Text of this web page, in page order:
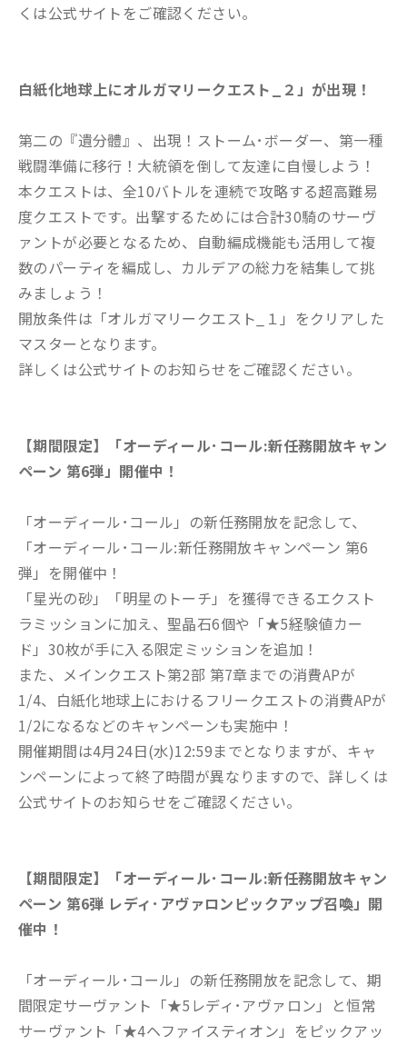
くは公式サイトをご確認ください。
白紙化地球上にオルガマリークエスト_２」が出現！
第二の『遺分體』、出現！ストーム･ボーダー、第一種
戦闘準備に移行！大統領を倒して友達に自慢しよう！
本クエストは、全10バトルを連続で攻略する超高難易
度クエストです。出撃するためには合計30騎のサーヴ
ァントが必要となるため、自動編成機能も活用して複
数のパーティを編成し、カルデアの総力を結集して挑
みましょう！
開放条件は「オルガマリークエスト_１」をクリアした
マスターとなります。
詳しくは公式サイトのお知らせをご確認ください。
【期間限定】「オーディール･コール:新任務開放キャン
ペーン 第6弾」開催中！
「オーディール･コール」の新任務開放を記念して、
「オーディール･コール:新任務開放キャンペーン 第6
弾」を開催中！
「星光の砂」「明星のトーチ」を獲得できるエクスト
ラミッションに加え、聖晶石6個や「★5経験値カー
ド」30枚が手に入る限定ミッションを追加！
また、メインクエスト第2部 第7章までの消費APが
1/4、白紙化地球上におけるフリークエストの消費APが
1/2になるなどのキャンペーンも実施中！
開催期間は4月24日(水)12:59までとなりますが、キャ
ンペーンによって終了時間が異なりますので、詳しくは
公式サイトのお知らせをご確認ください。
【期間限定】「オーディール･コール:新任務開放キャン
ペーン 第6弾 レディ･アヴァロンピックアップ召喚」開
催中！
「オーディール･コール」の新任務開放を記念して、期
間限定サーヴァント「★5レディ･アヴァロン」と恒常
サーヴァント「★4ヘファイスティオン」をピックアッ